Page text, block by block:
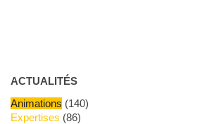
ACTUALITÉS
Animations (140)
Expertises (86)